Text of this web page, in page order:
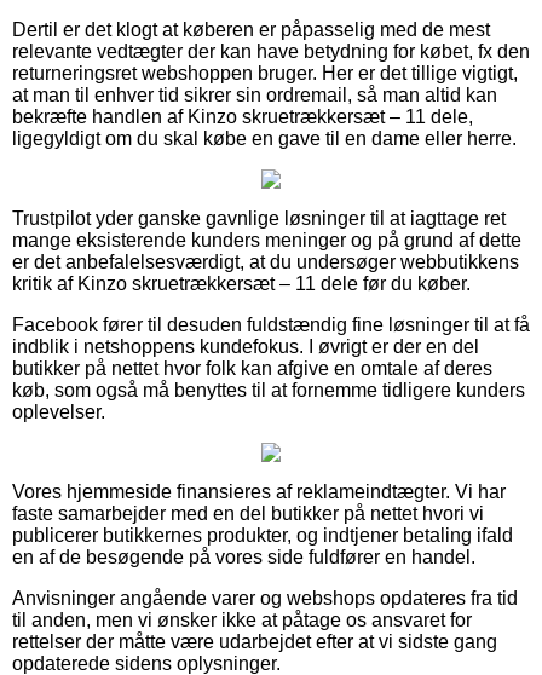
Dertil er det klogt at køberen er påpasselig med de mest
relevante vedtægter der kan have betydning for købet, fx den
returneringsret webshoppen bruger. Her er det tillige vigtigt,
at man til enhver tid sikrer sin ordremail, så man altid kan
bekræfte handlen af Kinzo skruetrækkersæt – 11 dele,
ligegyldigt om du skal købe en gave til en dame eller herre.
Trustpilot yder ganske gavnlige løsninger til at iagttage ret
mange eksisterende kunders meninger og på grund af dette
er det anbefalelsesværdigt, at du undersøger webbutikkens
kritik af Kinzo skruetrækkersæt – 11 dele før du køber.
Facebook fører til desuden fuldstændig fine løsninger til at få
indblik i netshoppens kundefokus. I øvrigt er der en del
butikker på nettet hvor folk kan afgive en omtale af deres
køb, som også må benyttes til at fornemme tidligere kunders
oplevelser.
Vores hjemmeside finansieres af reklameindtægter. Vi har
faste samarbejder med en del butikker på nettet hvori vi
publicerer butikkernes produkter, og indtjener betaling ifald
en af de besøgende på vores side fuldfører en handel.
Anvisninger angående varer og webshops opdateres fra tid
til anden, men vi ønsker ikke at påtage os ansvaret for
rettelser der måtte være udarbejdet efter at vi sidste gang
opdaterede sidens oplysninger.